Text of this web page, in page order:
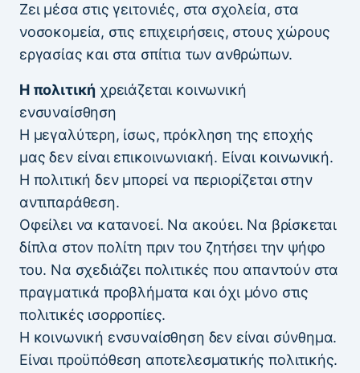
Ζει μέσα στις γειτονιές, στα σχολεία, στα
νοσοκομεία, στις επιχειρήσεις, στους χώρους
εργασίας και στα σπίτια των ανθρώπων.
Η πολιτική χρειάζεται κοινωνική
ενσυναίσθηση
Η μεγαλύτερη, ίσως, πρόκληση της εποχής
μας δεν είναι επικοινωνιακή. Είναι κοινωνική.
Η πολιτική δεν μπορεί να περιορίζεται στην
αντιπαράθεση.
Οφείλει να κατανοεί. Να ακούει. Να βρίσκεται
δίπλα στον πολίτη πριν του ζητήσει την ψήφο
του. Να σχεδιάζει πολιτικές που απαντούν στα
πραγματικά προβλήματα και όχι μόνο στις
πολιτικές ισορροπίες.
Η κοινωνική ενσυναίσθηση δεν είναι σύνθημα.
Είναι προϋπόθεση αποτελεσματικής πολιτικής.